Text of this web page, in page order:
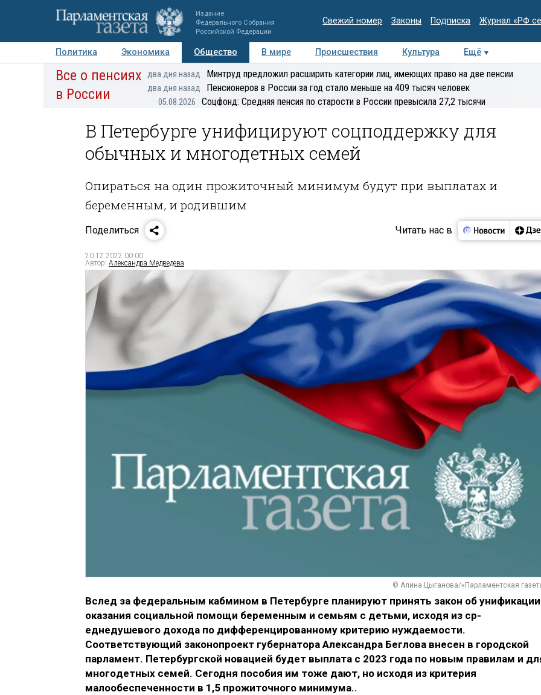
Издание
Федерального Собрания
Российской Федерации
Свежий номер Законы Подписка Журнал «РФ
Политика Экономика Общество В мире Происшествия Культура
Ещё
Авторы Персоны Мнения Регионы Медиацентр Интервью Колумнисты
Все о пенсиях
в России
два дня назад Минтруд предложил расширить категории лиц, имеющих право на две пенсии
два дня назад Пенсионеров в России за год стало меньше на 409 тысяч человек
05.08.2026 Соцфонд: Средняя пенсия по старости в России превысила 27,2 тысячи
В Петербурге унифици­руют соцподдержку для
обычных и многодет­ных семей
Опираться на один пр­ожиточный минимум бу­дут при выплатах и
беременным, и родившим
Поделиться Читать нас в
20.12.2022 00:00
Автор: Александра Медведева
© Алина Цыганова/«Парламентская
Вслед за федеральным кабмином в Петербурге планир­уют принять закон об унификации
оказания социальной помощи беременным и семьям с детьми, исходя из ср­
еднедушевого дохода по дифференцированно­му критерию нуждаемо­сти.
Соответствующий законопроект губерн­атора Алексан­дра Беглова внесен в городской
парламент. Петербургской нова­цией будет выплата с 2023 года по новым правилам и
много­детных семей. Сегодня пособия им тоже дают, но исходя из критерия
малообеспеченности в 1,5 прожиточного минимума..